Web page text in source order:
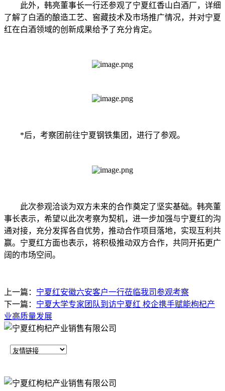
此外，韩亮董事长一行还参观了宁夏红香山白酒厂，详细
了解了白酒的酿造工艺、窖藏技术及市场推广情况，并对宁夏
红在白酒领域的创新成果给予了充分肯定。
*后，考察团前往宁夏钢铁集团，进行了参观。
此次参观洽谈为双方未来的合作奠定了坚实基础。韩亮董
事长表示，希望以此次考察为契机，进一步加强与宁夏红的沟
通对接，充分发挥各自优势，推动合作项目落地，实现互利共
赢。宁夏红方面也表示，将积极推动双方合作，共同开拓更广
阔的市场空间。
上一篇： 宁夏红安徽六安客户一行莅临我司参观考察
下一篇： 宁夏大学专家团队到访宁夏红 校企携手赋能枸杞产
业高质量发展